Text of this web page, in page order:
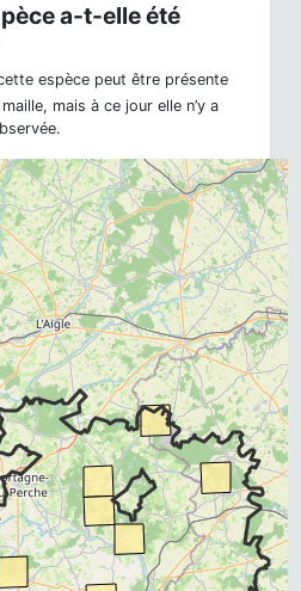
a-t-elle été
espèce peut être présente
mais à ce jour elle n’y a